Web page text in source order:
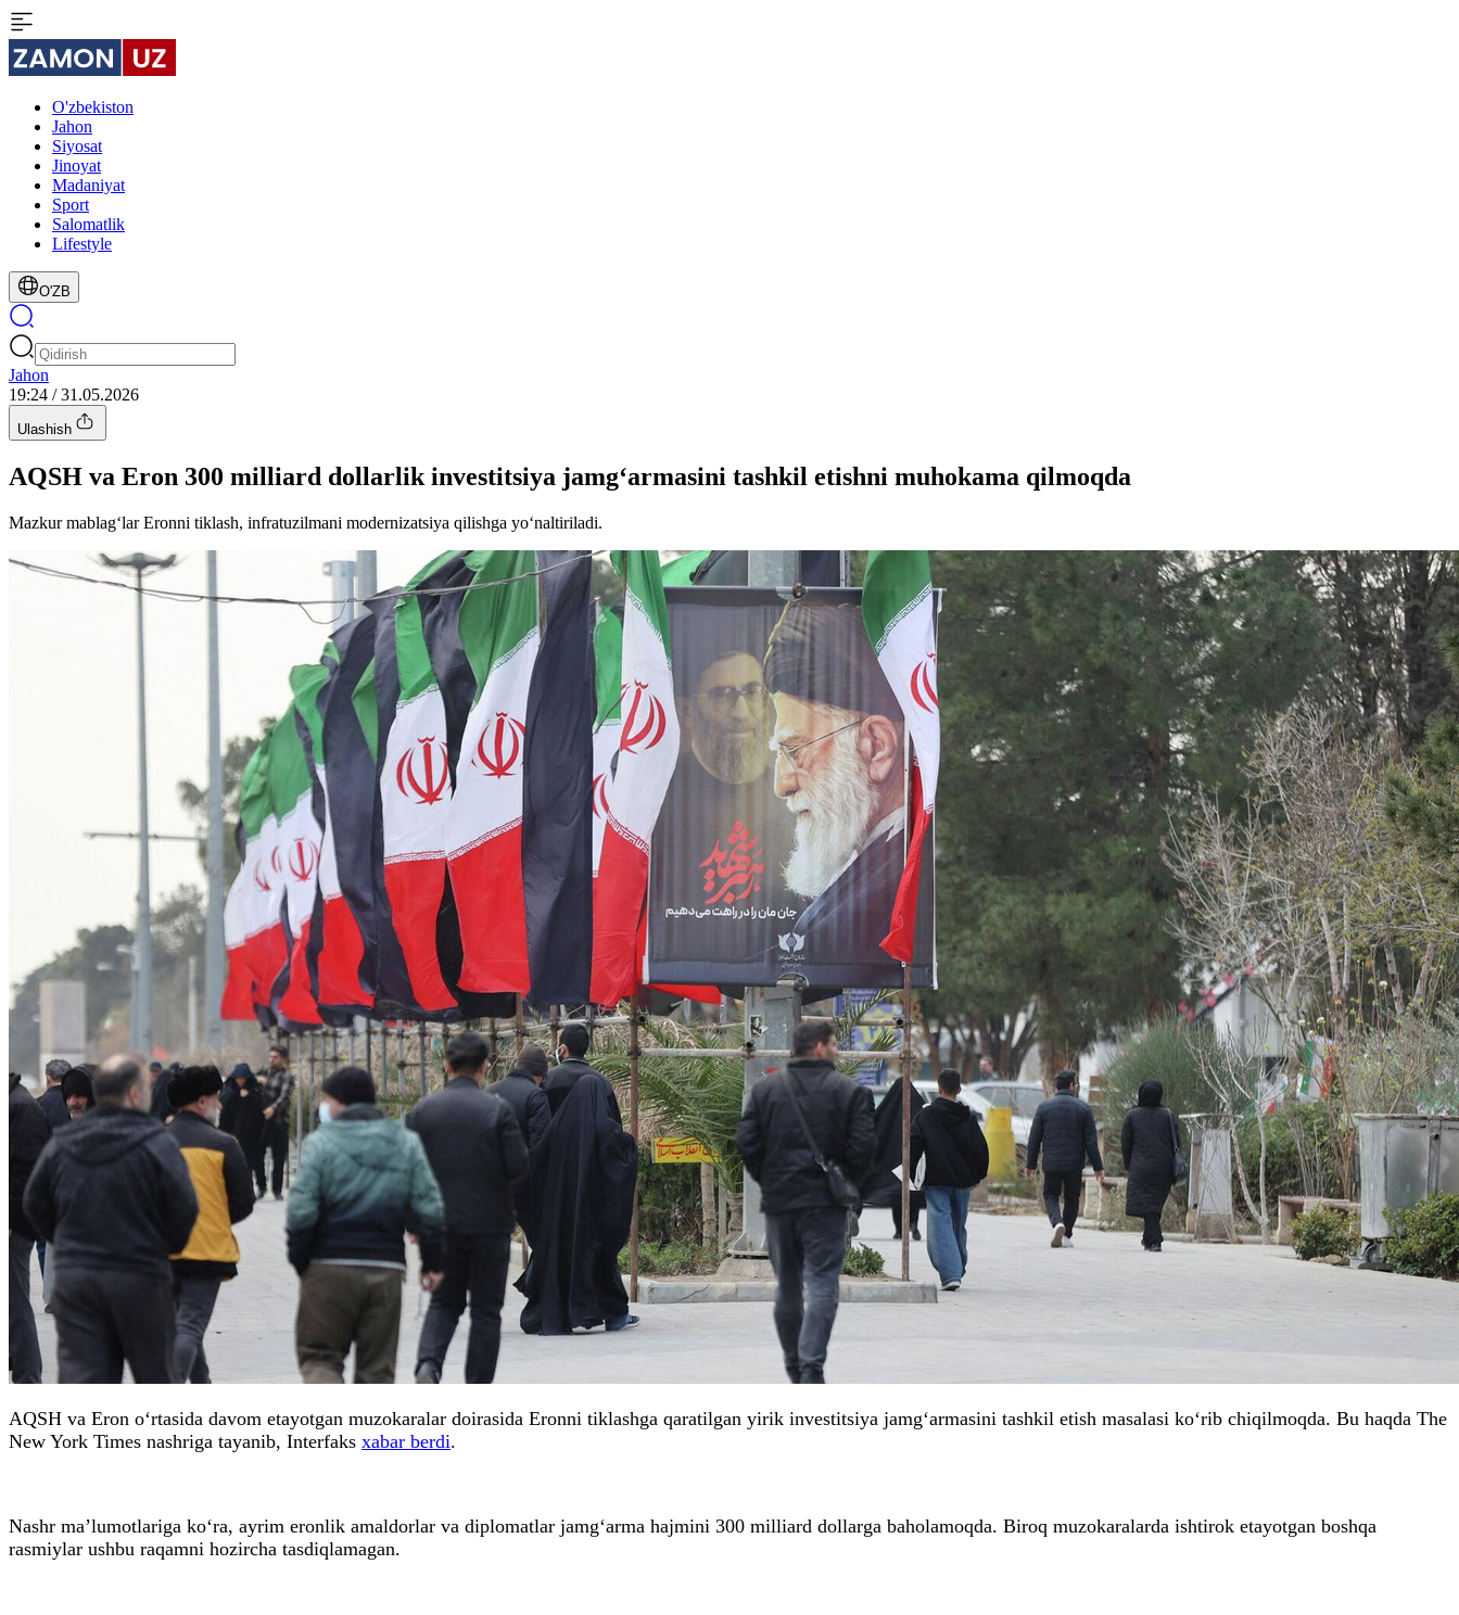
O'zbekiston
Jahon
Siyosat
Jinoyat
Madaniyat
Sport
Salomatlik
Lifestyle
O'ZB
Jahon
19:24 / 31.05.2026
Ulashish
AQSH va Eron 300 milliard dollarlik investitsiya jamg‘armasini tashkil etishni muhokama qilmoqda
Mazkur mablag‘lar Eronni tiklash, infratuzilmani modernizatsiya qilishga yo‘naltiriladi.
AQSH va Eron o‘rtasida davom etayotgan muzokaralar doirasida Eronni tiklashga qaratilgan yirik investitsiya jamg‘armasini tashkil etish masalasi ko‘rib chiqilmoqda. Bu haqda The
New York Times nashriga tayanib, Interfaks xabar berdi.
Nashr ma’lumotlariga ko‘ra, ayrim eronlik amaldorlar va diplomatlar jamg‘arma hajmini 300 milliard dollarga baholamoqda. Biroq muzokaralarda ishtirok etayotgan boshqa
rasmiylar ushbu raqamni hozircha tasdiqlamagan.